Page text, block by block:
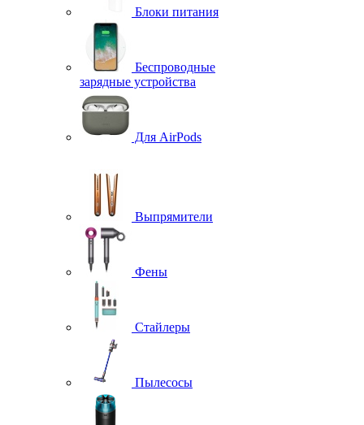
Блоки питания
Беспроводные
зарядные устройства
Для AirPods
Выпрямители
Фены
Стайлеры
Пылесосы